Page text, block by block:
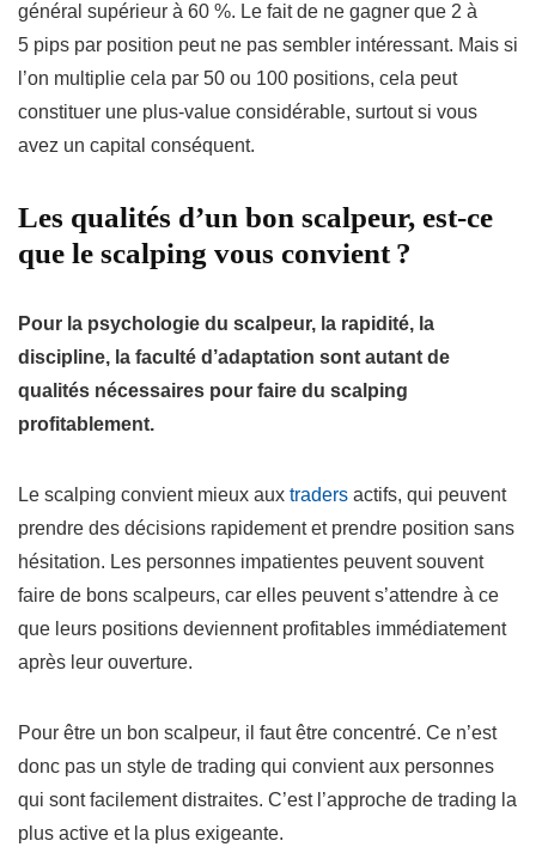
général supérieur à 60 %. Le fait de ne gagner que 2 à
5 pips par position peut ne pas sembler intéressant. Mais si
l’on multiplie cela par 50 ou 100 positions, cela peut
constituer une plus-value considérable, surtout si vous
avez un capital conséquent.
Les qualités d’un bon scalpeur, est-ce
que le scalping vous convient ?
Pour la psychologie du scalpeur, la rapidité, la
discipline, la faculté d’adaptation sont autant de
qualités nécessaires pour faire du scalping
profitablement.
Le scalping convient mieux aux traders actifs, qui peuvent
prendre des décisions rapidement et prendre position sans
hésitation. Les personnes impatientes peuvent souvent
faire de bons scalpeurs, car elles peuvent s’attendre à ce
que leurs positions deviennent profitables immédiatement
après leur ouverture.
Pour être un bon scalpeur, il faut être concentré. Ce n’est
donc pas un style de trading qui convient aux personnes
qui sont facilement distraites. C’est l’approche de trading la
plus active et la plus exigeante.